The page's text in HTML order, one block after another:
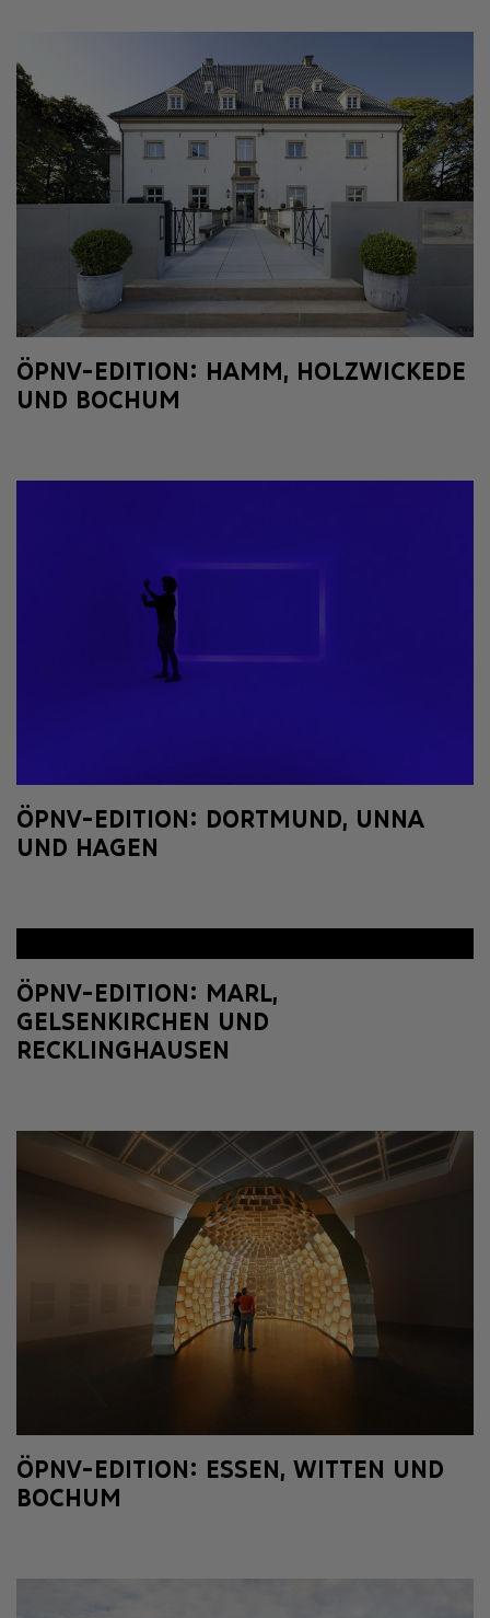
ÖPNV-EDITION: HAMM, HOLZWICKEDE
UND BOCHUM
ÖPNV-EDITION: DORTMUND, UNNA
UND HAGEN
ÖPNV-EDITION: MARL,
GELSENKIRCHEN UND
RECKLINGHAUSEN
ÖPNV-EDITION: ESSEN, WITTEN UND
BOCHUM